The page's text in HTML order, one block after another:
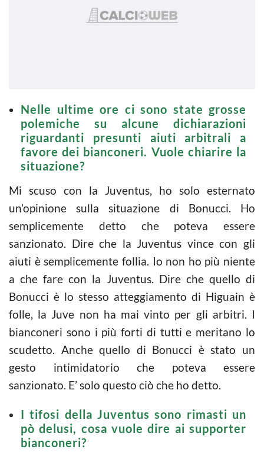
Nelle ultime ore ci sono state grosse
polemiche su alcune dichiarazioni
riguardanti presunti aiuti arbitrali a
favore dei bianconeri. Vuole chiarire la
situazione?
Mi scuso con la Juventus, ho solo esternato
un’opinione sulla situazione di Bonucci. Ho
semplicemente detto che poteva essere
sanzionato. Dire che la Juventus vince con gli
aiuti è semplicemente follia. Io non ho più niente
a che fare con la Juventus. Dire che quello di
Bonucci è lo stesso atteggiamento di Higuain è
folle, la Juve non ha mai vinto per gli arbitri. I
bianconeri sono i più forti di tutti e meritano lo
scudetto. Anche quello di Bonucci è stato un
gesto intimidatorio che poteva essere
sanzionato. E’ solo questo ciò che ho detto.
I tifosi della Juventus sono rimasti un
pò delusi, cosa vuole dire ai supporter
bianconeri?